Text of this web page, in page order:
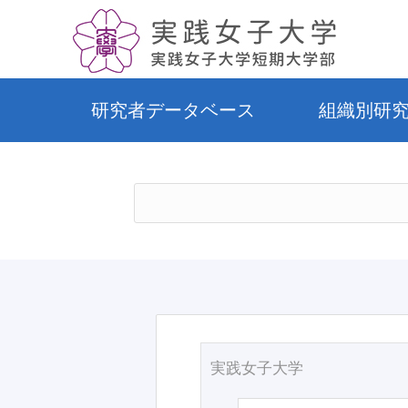
研究者データベース 組織別研
実践女子大学